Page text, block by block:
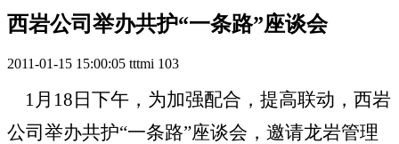
西岩公司举办共护“一条路”座谈会
2011-01-15 15:00:05 tttmi 103
1月 18 日下午，为加强配合，提高联动，西岩
公司举办共护“一条路”座谈会，邀请龙岩管理